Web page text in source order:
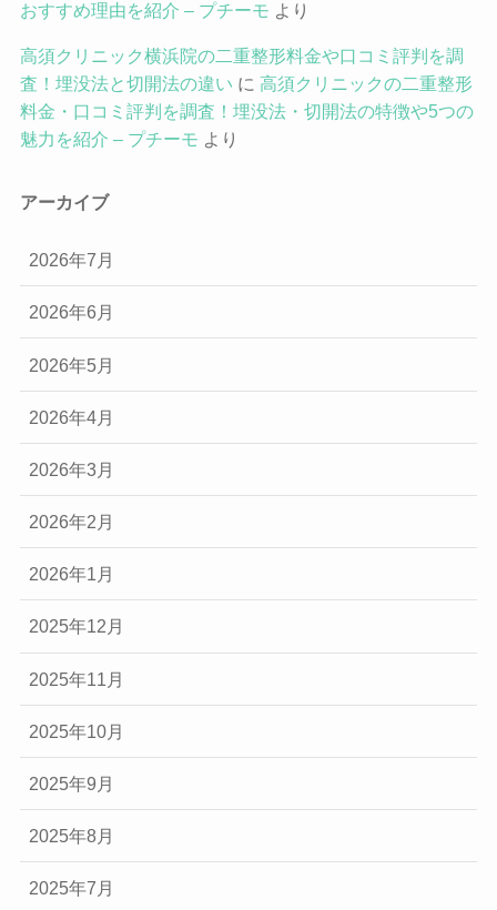
おすすめ理由を紹介 – プチーモ より
高須クリニック横浜院の二重整形料金や口コミ評判を調
査！埋没法と切開法の違い に 高須クリニックの二重整形
料金・口コミ評判を調査！埋没法・切開法の特徴や5つの
魅力を紹介 – プチーモ より
アーカイブ
2026年7月
2026年6月
2026年5月
2026年4月
2026年3月
2026年2月
2026年1月
2025年12月
2025年11月
2025年10月
2025年9月
2025年8月
2025年7月